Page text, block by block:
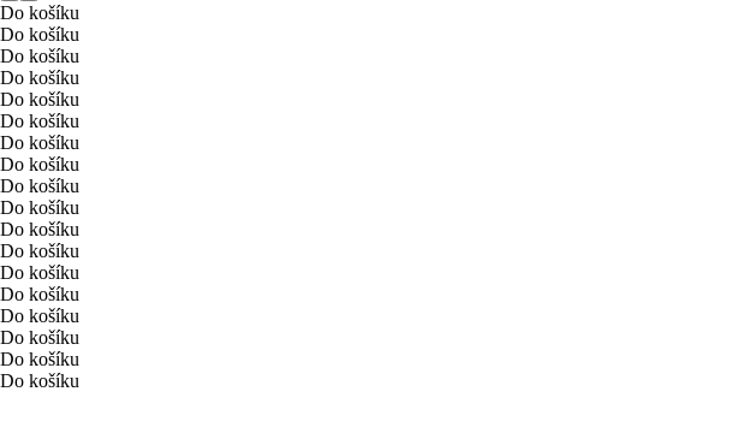
Do košíku
Do košíku
Do košíku
Do košíku
Do košíku
Do košíku
Do košíku
Do košíku
Do košíku
Do košíku
Do košíku
Do košíku
Do košíku
Do košíku
Do košíku
Do košíku
Do košíku
Do košíku